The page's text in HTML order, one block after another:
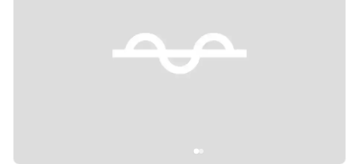
Previous slide